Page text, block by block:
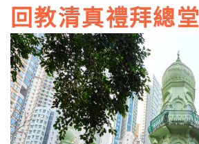
回教清真禮拜總堂